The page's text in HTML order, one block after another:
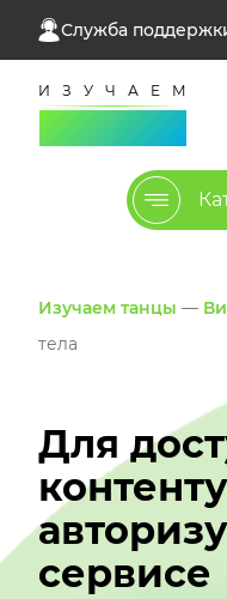
Служба
Изучаем танцы —
тела
Для
контенту
сервисе